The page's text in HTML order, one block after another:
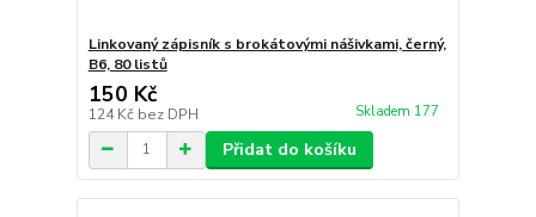
Linkovaný zápisník s brokátovými nášivkami, černý,
B6, 80 listů
150 Kč
124 Kč bez DPH Skladem 177
Přidat do košíku